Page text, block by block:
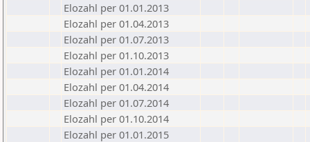
Elozahl per 01.01.2013
Elozahl per 01.04.2013
Elozahl per 01.07.2013
Elozahl per 01.10.2013
Elozahl per 01.01.2014
Elozahl per 01.04.2014
Elozahl per 01.07.2014
Elozahl per 01.10.2014
Elozahl per 01.01.2015